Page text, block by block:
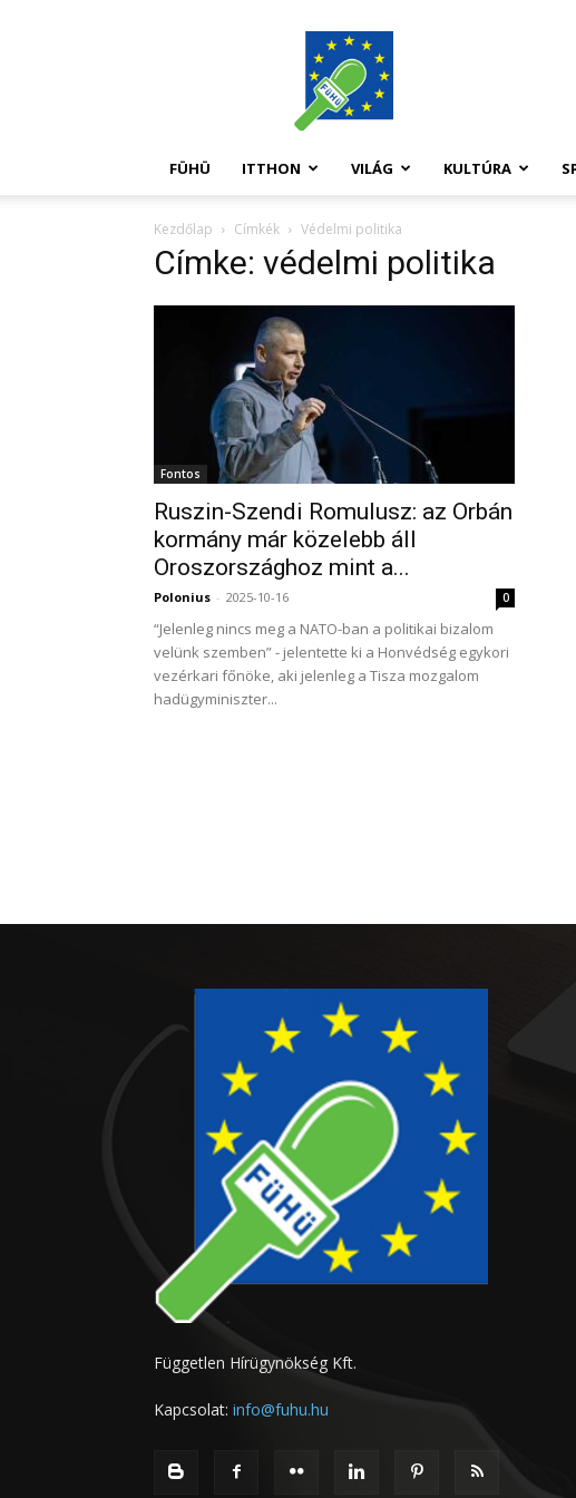
FüHü
FÜHÜ ITTHON VILÁG KULTÚRA
Kezdőlap Címkék Védelmi politika
Címke: védelmi politika
Fontos
Ruszin-Szendi Romulusz: az Orbán
kormány már közelebb áll
Oroszországhoz mint a...
Polonius - 2025-10-16 0
“Jelenleg nincs meg a NATO-ban a politikai bizalom
velünk szemben” - jelentette ki a Honvédség egykori
vezérkari főnöke, aki jelenleg a Tisza mozgalom
hadügyminiszter...
Független Hírügynökség Kft.
Kapcsolat: info@fuhu.hu